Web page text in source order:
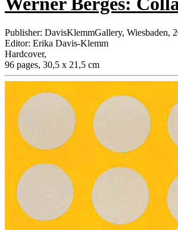
Publisher: DavisKlemmGallery, Wiesbaden,
Editor: Erika Davis-Klemm
Hardcover,
96 pages, 30,5 x 21,5 cm